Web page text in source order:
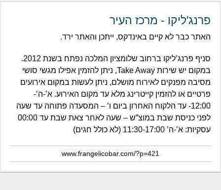
פרנג'ליקו - מרכז העיר
האתר כבר לא קיים באינדקס, ייתכן והאתר ירד.
סניף פרנג’ליקו ברחוב שלומציון המלכה נפתח בשנת 2012.
במקום יש שירות Take Away, ניתן להזמין אפילו מגשי סושי
מסיבה מפנקים לאירוח מושלם, ניתן לעשות במקום אירועים
פרטיים או להזמין קייטרינג מלא עד מקום האירוע. א’-ה’-
12:00- עד הלקוח האחרון ביום ו’ – המסעדה פתוחה עד שעה
לפני כניסת שבת במוצ”ש – שעה לאחר צאת שבת עד 00:00
עסקיות: א’-ה’ 11:30-17:00 (לא כולל חגים)
www.frangelicobar.com/?p=421